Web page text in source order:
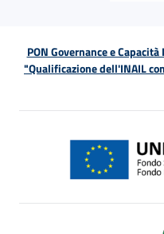
PON Governance e
"Qualificazione dell'INAIL